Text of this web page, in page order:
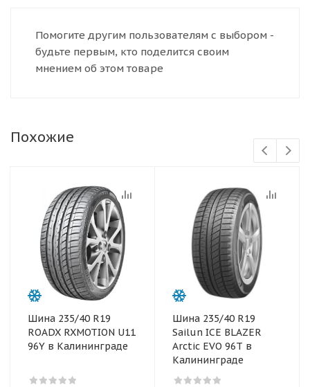
Помогите другим пользователям с выбором -
будьте первым, кто поделится своим
мнением об этом товаре
Похожие
Шина 235/40 R19
ROADX RXMOTION U11
96Y в Калининграде
Шина 235/40 R19
Sailun ICE BLAZER
Arctic EVO 96T в
Калининграде